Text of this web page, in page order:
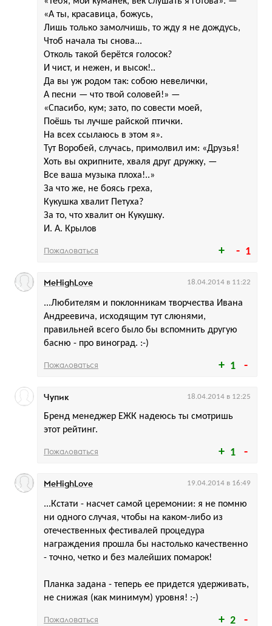
1
«А ты, красавица, божусь,
Лишь только замолчишь, то жду я не дождусь,
Чтоб начала ты снова...
Отколь такой берётся голосок?
И чист, и нежен, и высок!..
Да вы уж родом так: собою невелички,
А песни — что твой соловей!» —
«Спасибо, кум; зато, по совести моей,
Поёшь ты лучше райской птички.
На всех ссылаюсь в этом я».
Тут Воробей, случась, примолвил им: «Друзья!
Хоть вы охрипните, хваля друг дружку, —
Все ваша музыка плоха!..»
За что же, не боясь греха,
Кукушка хвалит Петуха?
За то, что хвалит он Кукушку.
И. А. Крылов
Пожаловаться
1
...Любителям и поклонникам творчества Ивана
Андреевича, исходящим тут слюнями,
правильней всего было бы вспомнить другую
басню - про виноград. :-)
MeHighLove 18.04.2014 в 11:22
Пожаловаться
1
Бренд менеджер ЕЖК надеюсь ты смотришь
этот рейтинг.
Чупик 18.04.2014 в 12:25
Пожаловаться
2
...Кстати - насчет самой церемонии: я не помню
ни одного случая, чтобы на каком-либо из
отечественных фестивалей процедура
награждения прошла бы настолько качественно
- точно, четко и без малейших помарок!
Планка задана - теперь ее придется удерживать,
не снижая (как минимум) уровня! :-)
MeHighLove 19.04.2014 в 16:49
Пожаловаться